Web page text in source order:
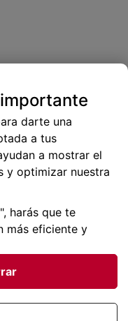
de datos | Política
darte una
a tus
a mostrar el
y optimizar nuestra
harás que te
más eficiente y